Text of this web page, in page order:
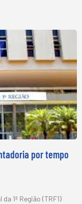
por tempo
1ª Região (TRF1)